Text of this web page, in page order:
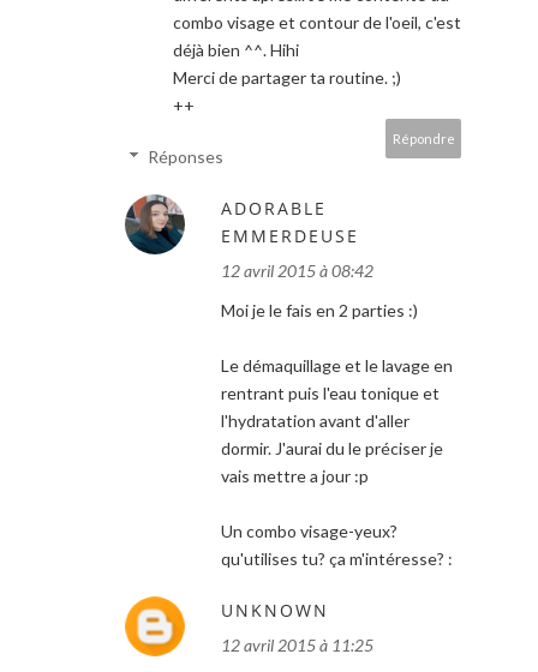
combo visage et contour de l'oeil, c'est
déjà bien ^^. Hihi
Merci de partager ta routine. ;)
++
Répondre
Réponses
ADORABLE
EMMERDEUSE
12 avril 2015 à 08:42
Moi je le fais en 2 parties :)
Le démaquillage et le lavage en
rentrant puis l'eau tonique et
l'hydratation avant d'aller
dormir. J'aurai du le préciser je
vais mettre a jour :p
Un combo visage-yeux?
qu'utilises tu? ça m'intéresse? :
UNKNOWN
12 avril 2015 à 11:25